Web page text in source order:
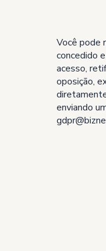
Você pode
concedido
acesso,
oposição,
enviando